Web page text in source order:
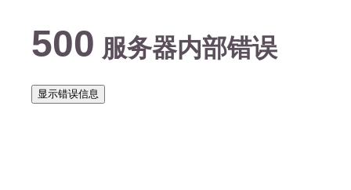
500 服务器内部错误